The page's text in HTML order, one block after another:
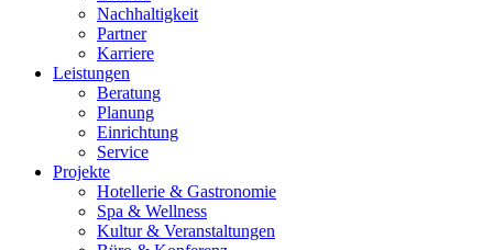
Nachhaltigkeit
Partner
Karriere
Leistungen
Beratung
Planung
Einrichtung
Service
Projekte
Hotellerie & Gastronomie
Spa & Wellness
Kultur & Veranstaltungen